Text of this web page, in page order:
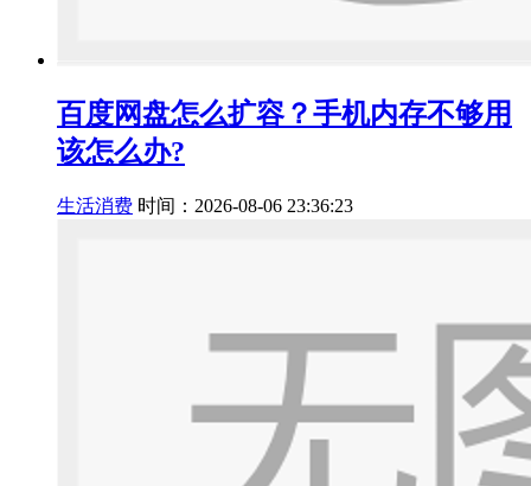
百度网盘怎么扩容？手机内存不够用
该怎么办?
生活消费 时间：2026-08-06 23:36:23